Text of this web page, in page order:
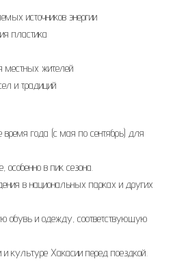
источников энергии
пластика
местных жителей
и традиций
время года (с мая по сентябрь) для
особенно в пик сезона.
в национальных парках и других
обувь и одежду, соответствующую
и культуре Хакасии перед поездкой.